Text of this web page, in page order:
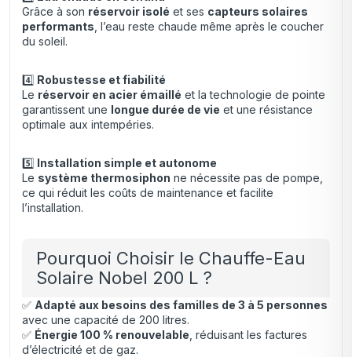
Grâce à son réservoir isolé et ses capteurs solaires
performants , l’eau reste chaude même après le coucher
du soleil.
4️⃣ Robustesse et fiabilité
Le réservoir en acier émaillé et la technologie de pointe
garantissent une longue durée de vie et une résistance
optimale aux intempéries.
5️⃣ Installation simple et autonome
Le système thermosiphon ne nécessite pas de pompe,
ce qui réduit les coûts de maintenance et facilite
l’installation.
Pourquoi Choisir le Chauffe-Eau
Solaire Nobel 200 L ?
✅ Adapté aux besoins des familles de 3 à 5 personnes
avec une capacité de 200 litres.
✅ Énergie 100 % renouvelable , réduisant les factures
d’électricité et de gaz.